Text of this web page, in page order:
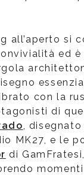
all’aperto si
ed è
con la
di
, disegnato
MK27, e le
di